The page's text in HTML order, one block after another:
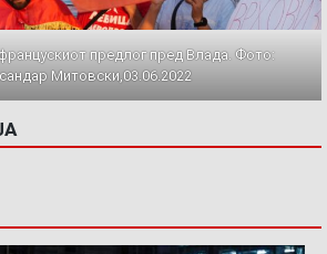
предлог пред Влада. Фото:
Митовски,03.06.2022